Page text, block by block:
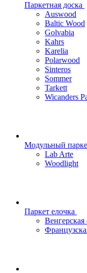
Паркетная доска
Auswood
Baltic Wood
Golvabia
Kahrs
Karelia
Polarwood
Sinteros
Sommer
Tarkett
Wicanders
Модульный
Lab Arte
Woodlight
Паркет елочка